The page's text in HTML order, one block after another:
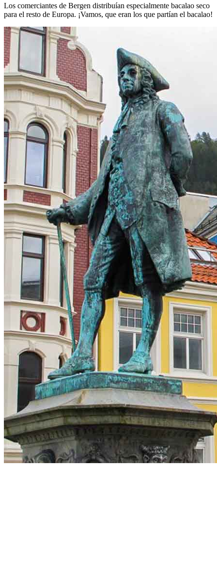
Los comerciantes de Bergen distribuían especialmente bacalao seco
para el resto de Europa. ¡Vamos, que eran los que partían el bacalao!